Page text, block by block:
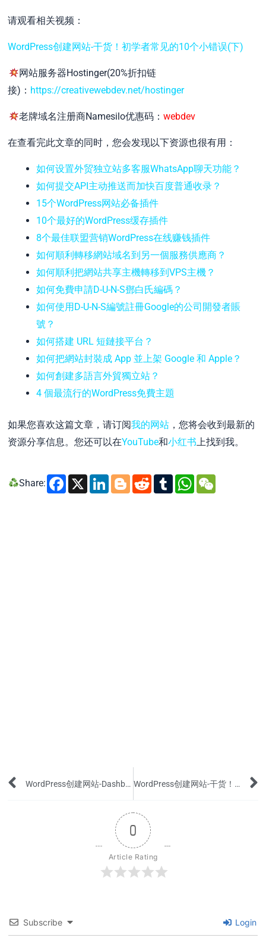
请观看相关视频：
WordPress创建网站-干货！初学者常见的10个小错误(下)
网站服务器Hostinger(20%折扣链
接)： https://creativewebdev.net/hostinger
老牌域名注册商Namesilo优惠码： webdev
在查看完此文章的同时，您会发现以下资源也很有用：
如何设置外贸独立站多客服WhatsApp聊天功能？
如何提交API主动推送而加快百度普通收录？
15个WordPress网站必备插件
10个最好的WordPress缓存插件
8个最佳联盟营销WordPress在线赚钱插件
如何順利轉移網站域名到另一個服務供應商？
如何順利把網站共享主機轉移到VPS主機？
如何免費申請D-U-N-S鄧白氏編碼？
如何使用D-U-N-S編號註冊Google的公司開發者賬
號？
如何搭建 URL 短鏈接平台？
如何把網站封裝成 App 並上架 Google 和 Apple？
如何創建多語言外貿獨立站？
4 個最流行的WordPress免費主題
如果您喜欢这篇文章，请订阅我的网站 ，您将会收到最新的
资源分享信息。您还可以在YouTube和小红书上找到我。
Share: Facebook
X LinkedIn
Blogger
Reddit
Tumblr
Prev WordPress创建网站-Dashboard基本设置的3个小窍门 WordPress创建网站-干货！初学者常见的10个小错误(下)
0
Article Rating
Subscribe Login